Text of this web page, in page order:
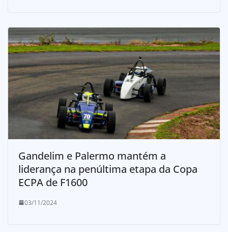
Gandelim e Palermo mantém a
liderança na penúltima etapa da Copa
ECPA de F1600
03/11/2024